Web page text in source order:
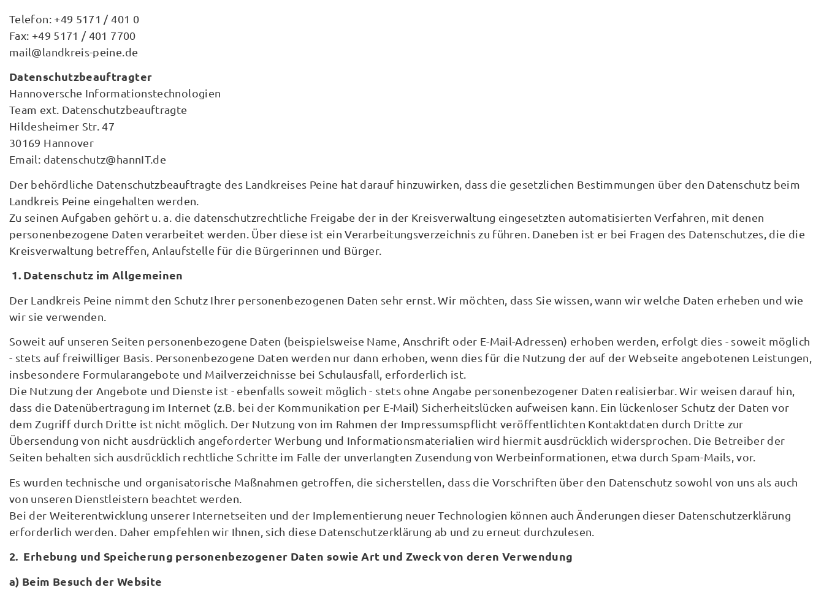
Telefon: +49 5171 / 401 0
Fax: +49 5171 / 401 7700
mail@landkreis-peine.de
Datenschutzbeauftragter
Hannoversche Informationstechnologien
Team ext. Datenschutzbeauftragte
Hildesheimer Str. 47
30169 Hannover
Email: datenschutz@hannIT.de
Der behördliche Datenschutzbeauftragte des Landkreises Peine hat darauf hinzuwirken, dass die gesetzlichen Bestimmungen über den Datenschutz beim
Landkreis Peine eingehalten werden.
Zu seinen Aufgaben gehört u. a. die datenschutzrechtliche Freigabe der in der Kreisverwaltung eingesetzten automatisierten Verfahren, mit denen
personenbezogene Daten verarbeitet werden. Über diese ist ein Verarbeitungsverzeichnis zu führen. Daneben ist er bei Fragen des Datenschutzes, die die
Kreisverwaltung betreffen, Anlaufstelle für die Bürgerinnen und Bürger.
1. Datenschutz im Allgemeinen
Der Landkreis Peine nimmt den Schutz Ihrer personenbezogenen Daten sehr ernst. Wir möchten, dass Sie wissen, wann wir welche Daten erheben und wie
wir sie verwenden.
Soweit auf unseren Seiten personenbezogene Daten (beispielsweise Name, Anschrift oder E-Mail-Adressen) erhoben werden, erfolgt dies - soweit möglich
- stets auf freiwilliger Basis. Personenbezogene Daten werden nur dann erhoben, wenn dies für die Nutzung der auf der Webseite angebotenen Leistungen,
insbesondere Formularangebote und Mailverzeichnisse bei Schulausfall, erforderlich ist.
Die Nutzung der Angebote und Dienste ist - ebenfalls soweit möglich - stets ohne Angabe personenbezogener Daten realisierbar. Wir weisen darauf hin,
dass die Datenübertragung im Internet (z.B. bei der Kommunikation per E-Mail) Sicherheitslücken aufweisen kann. Ein lückenloser Schutz der Daten vor
dem Zugriff durch Dritte ist nicht möglich. Der Nutzung von im Rahmen der Impressumspflicht veröffentlichten Kontaktdaten durch Dritte zur
Übersendung von nicht ausdrücklich angeforderter Werbung und Informationsmaterialien wird hiermit ausdrücklich widersprochen. Die Betreiber der
Seiten behalten sich ausdrücklich rechtliche Schritte im Falle der unverlangten Zusendung von Werbeinformationen, etwa durch Spam-Mails, vor.
Es wurden technische und organisatorische Maßnahmen getroffen, die sicherstellen, dass die Vorschriften über den Datenschutz sowohl von uns als auch
von unseren Dienstleistern beachtet werden.
Bei der Weiterentwicklung unserer Internetseiten und der Implementierung neuer Technologien können auch Änderungen dieser Datenschutzerklärung
erforderlich werden. Daher empfehlen wir Ihnen, sich diese Datenschutzerklärung ab und zu erneut durchzulesen.
2. Erhebung und Speicherung personenbezogener Daten sowie Art und Zweck von deren Verwendung
a) Beim Besuch der Website